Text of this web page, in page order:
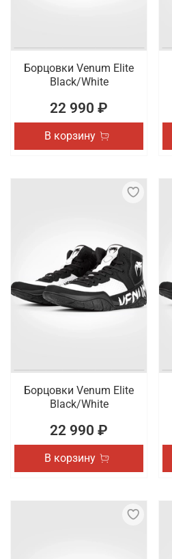
Борцовки Venum Elite
Black/White
22 990 ₽
В корзину
Борцовки Venum Elite
Black/White
22 990 ₽
В корзину